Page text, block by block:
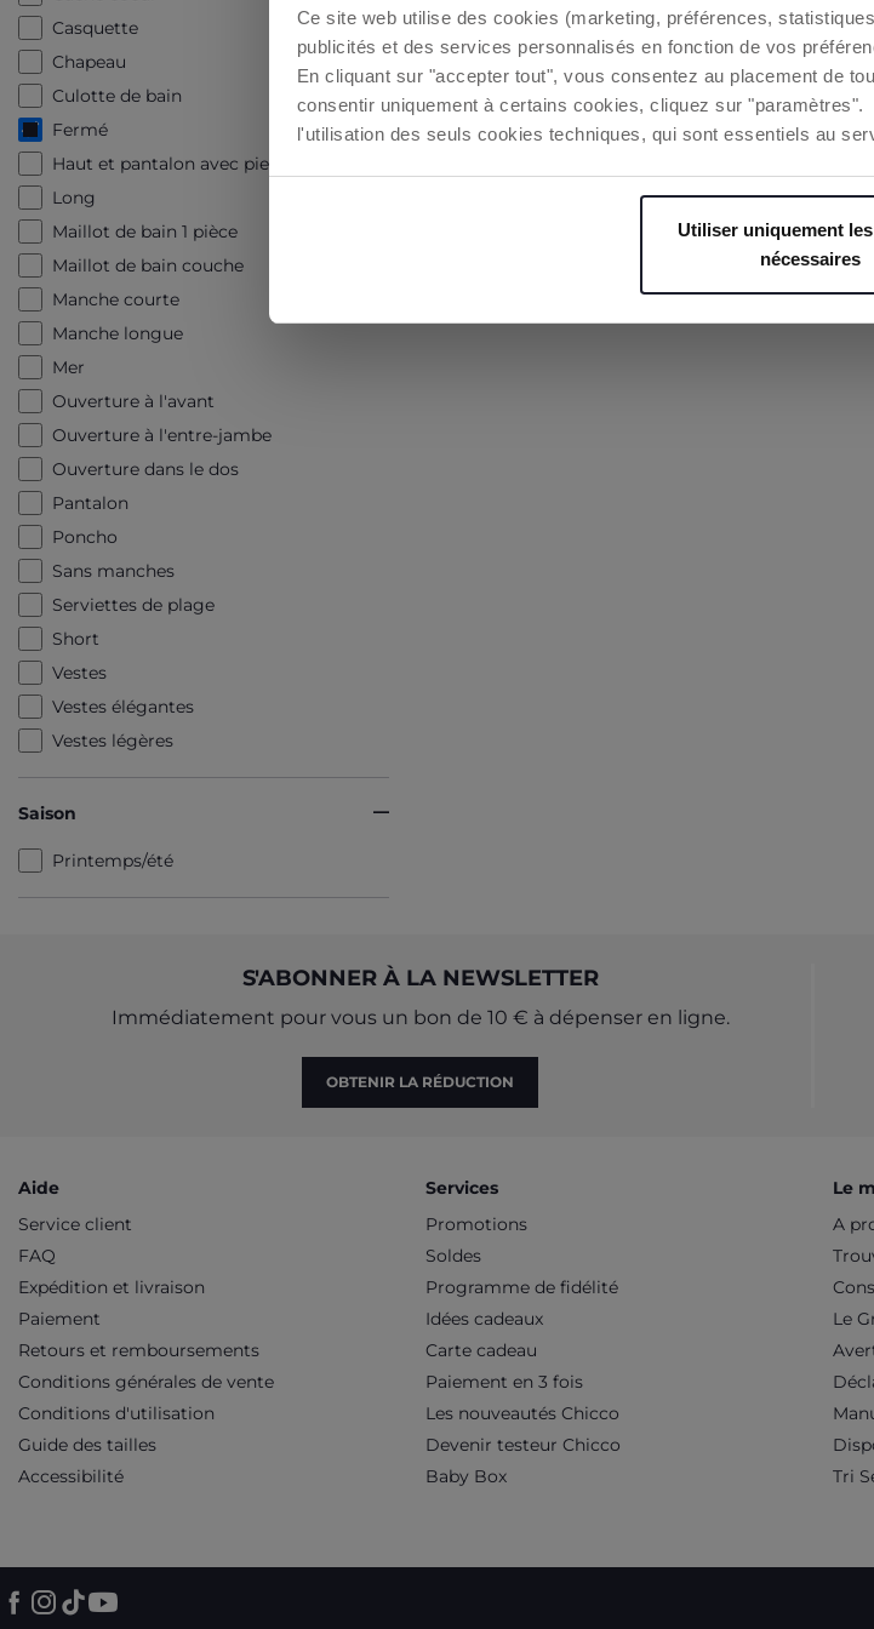
Ce site web utilise des cookies (marketing, préférences,
publicités et des services personnalisés en fonction de vos
En cliquant sur "accepter tout", vous consentez au placement de
consentir uniquement à certains cookies, cliquez sur
l'utilisation des seuls cookies techniques, qui sont essentiels au
Utiliser uniquement
nécessaires
Casquette
Chapeau
Culotte de bain
Fermé
Haut et pantalon avec pieds
Long
Maillot de bain 1 pièce
Maillot de bain couche
Manche courte
Manche longue
Mer
Ouverture à l'avant
Ouverture à l'entre-jambe
Ouverture dans le dos
Pantalon
Poncho
Sans manches
Serviettes de plage
Short
Vestes
Vestes élégantes
Vestes légères
Saison
Printemps/été
S'ABONNER À LA NEWSLETTER
Immédiatement pour vous un bon de 10 € à dépenser en ligne.
OBTENIR LA RÉDUCTION
Aide
Service client
FAQ
Expédition et livraison
Paiement
Retours et remboursements
Conditions générales de vente
Conditions d'utilisation
Guide des tailles
Accessibilité
Services
Promotions
Soldes
Programme de fidélité
Idées cadeaux
Carte cadeau
Paiement en 3 fois
Les nouveautés Chicco
Devenir testeur Chicco
Baby Box
Le
A
Le
Tri
En cliquant sur Obtenir, vous déclarez avoir lu
*dès 50€